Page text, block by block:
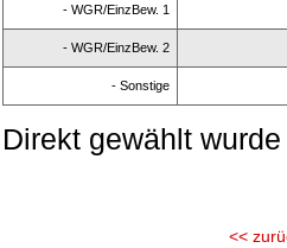
- WGR/EinzBew. 1
- WGR/EinzBew. 2
- Sonstige
Direkt gewählt
<<